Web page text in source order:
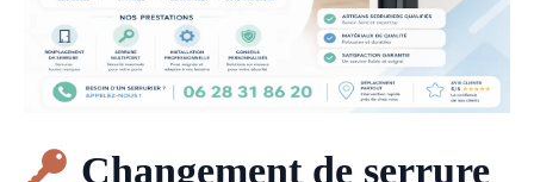
Changement de serrure